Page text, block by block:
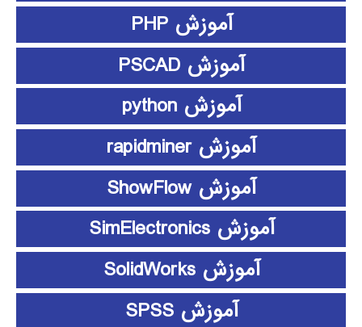
آموزش PHP
آموزش PSCAD
آموزش python
آموزش rapidminer
آموزش ShowFlow
آموزش SimElectronics
آموزش SolidWorks
آموزش SPSS